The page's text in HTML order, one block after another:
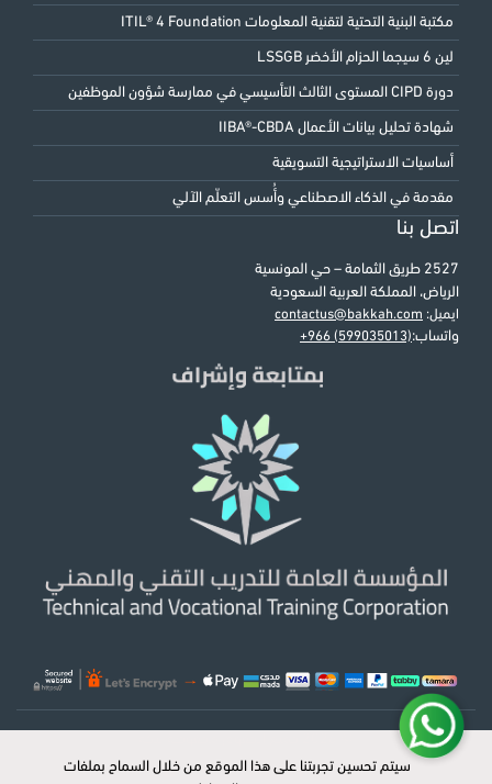
مكتبة البنية التحتية لتقنية المعلومات ITIL® 4 Foundation
لين 6 سيجما الحزام الأخضر LSSGB
دورة CIPD المستوى الثالث التأسيسي في ممارسة شؤون الموظفين
شهادة تحليل بيانات الأعمال IIBA®-CBDA
أساسيات الاستراتيجية التسويقية
مقدمة في الذكاء الاصطناعي وأُسس التعلّم الآلي
اتصل بنا
2527 طريق الثمامة – حي المونسية
الرياض، المملكة العربية السعودية
ايميل: contactus@bakkah.com
واتساب:+966 (599035013)
x
سيتم تحسين تجربتنا على هذا الموقع من خلال السماح بملفات
سيتم تحسين تجربتنا على هذا الموقع من خلال السماح بملفات